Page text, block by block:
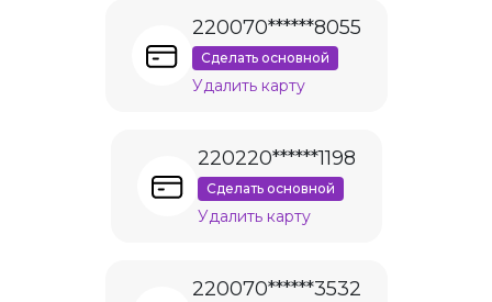
220070******8055
Сделать основной
Удалить карту
220220******1198
Сделать основной
Удалить карту
220070******3532